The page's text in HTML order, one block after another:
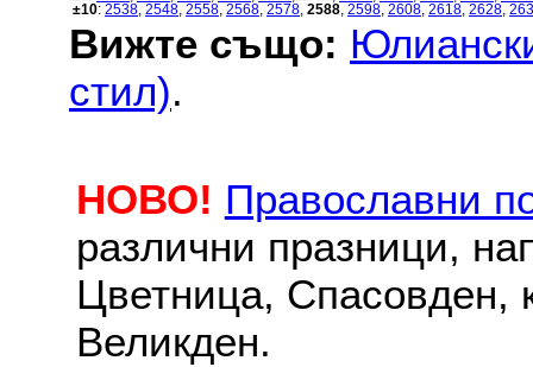
±10: 2538 2548 2558 2568 2578 2588 2598 2608 2618 2628
Вижте също:
стил).
НОВО! Православни
различни празници,
Цветница, Спасовден,
Великден.